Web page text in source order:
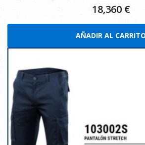
18,360 €
AÑADIR AL CARRITO